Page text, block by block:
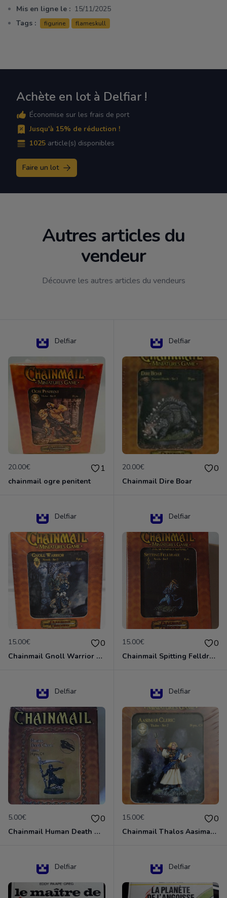
Mis en ligne le : 15/11/2025
Tags :
figurine flameskull
Achète en lot à Delfiar !
Économise sur les frais de port
Jusqu'à 15% de réduction !
1025 article(s) disponibles
Faire un lot
Autres articles du
vendeur
Découvre les autres articles du vendeurs
Delfiar
20.00€ 1
chainmail ogre penitent
Delfiar
20.00€ 0
Chainmail Dire Boar
Delfiar
15.00€ 0
Chainmail Gnoll Warrior Dungeons & Dragons
Delfiar
15.00€ 0
Chainmail Spitting Felldrake
Delfiar
5.00€ 0
Chainmail Human Death Cleric
Delfiar
15.00€ 0
Chainmail Thalos Aasimar Cleric
Delfiar Delfiar